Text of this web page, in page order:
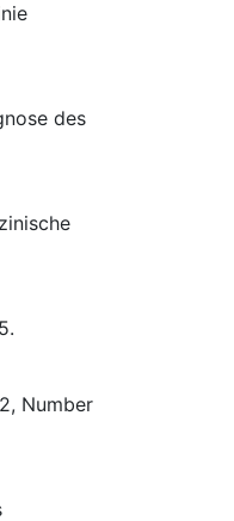
des
Number